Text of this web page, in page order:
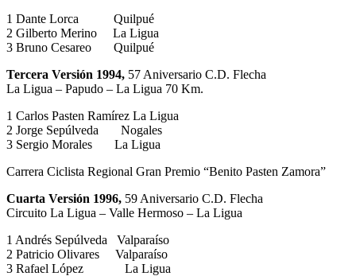
1 Dante Lorca Quilpué
2 Gilberto Merino La Ligua
3 Bruno Cesareo Quilpué
Tercera Versión 1994, 57 Aniversario C.D. Flecha
La Ligua – Papudo – La Ligua 70 Km.
1 Carlos Pasten Ramírez La Ligua
2 Jorge Sepúlveda Nogales
3 Sergio Morales La Ligua
Carrera Ciclista Regional Gran Premio “Benito Pasten Zamora”
Cuarta Versión 1996, 59 Aniversario C.D. Flecha
Circuito La Ligua – Valle Hermoso – La Ligua
1 Andrés Sepúlveda Valparaíso
2 Patricio Olivares Valparaíso
3 Rafael López La Ligua